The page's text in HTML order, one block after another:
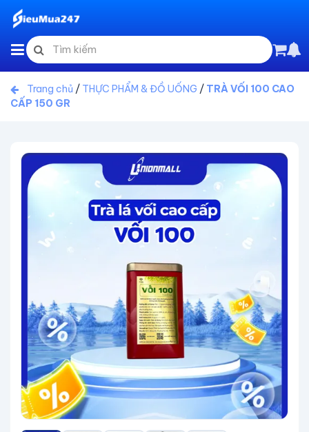
Trang chủ / THỰC PHẨM & ĐỒ UỐNG / TRÀ VỐI 100 CAO
CẤP 150 GR